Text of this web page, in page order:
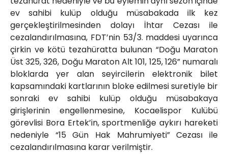
ev sahibi kulüp olduğu müsabakada ilk kez
gerçekleştirilmesinden dolayı İhtar Cezası ile
cezalandırılmasına, FDT’nin 53/3. maddesi uyarınca
çirkin ve kötü tezahüratta bulunan “Doğu Maraton
Üst 325, 326, Doğu Maraton Alt 101, 125, 126” numaralı
bloklarda yer alan seyircilerin elektronik bilet
kapsamındaki kartlarının bloke edilmesi suretiyle bir
sonraki ev sahibi kulüp olduğu müsabakaya
girişlerinin engellenmesine, Kocaelispor Kulübü
görevlisi Bora Ertek’in, sportmenliğe aykırı hareketi
nedeniyle “15 Gün Hak Mahrumiyeti” Cezası ile
cezalandırılmasına karar verilmiştir.